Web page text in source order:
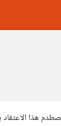
الاعتقاد